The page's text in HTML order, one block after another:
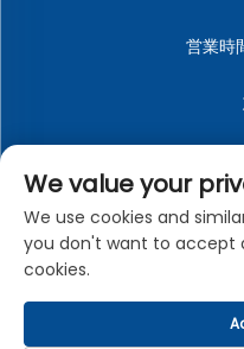
営業時
自動
電
Copyright © 東莞市中曼工
We value your
We use cookies and
you don't want to accept
cookies.